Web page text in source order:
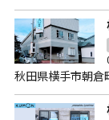
秋田県横手市朝倉